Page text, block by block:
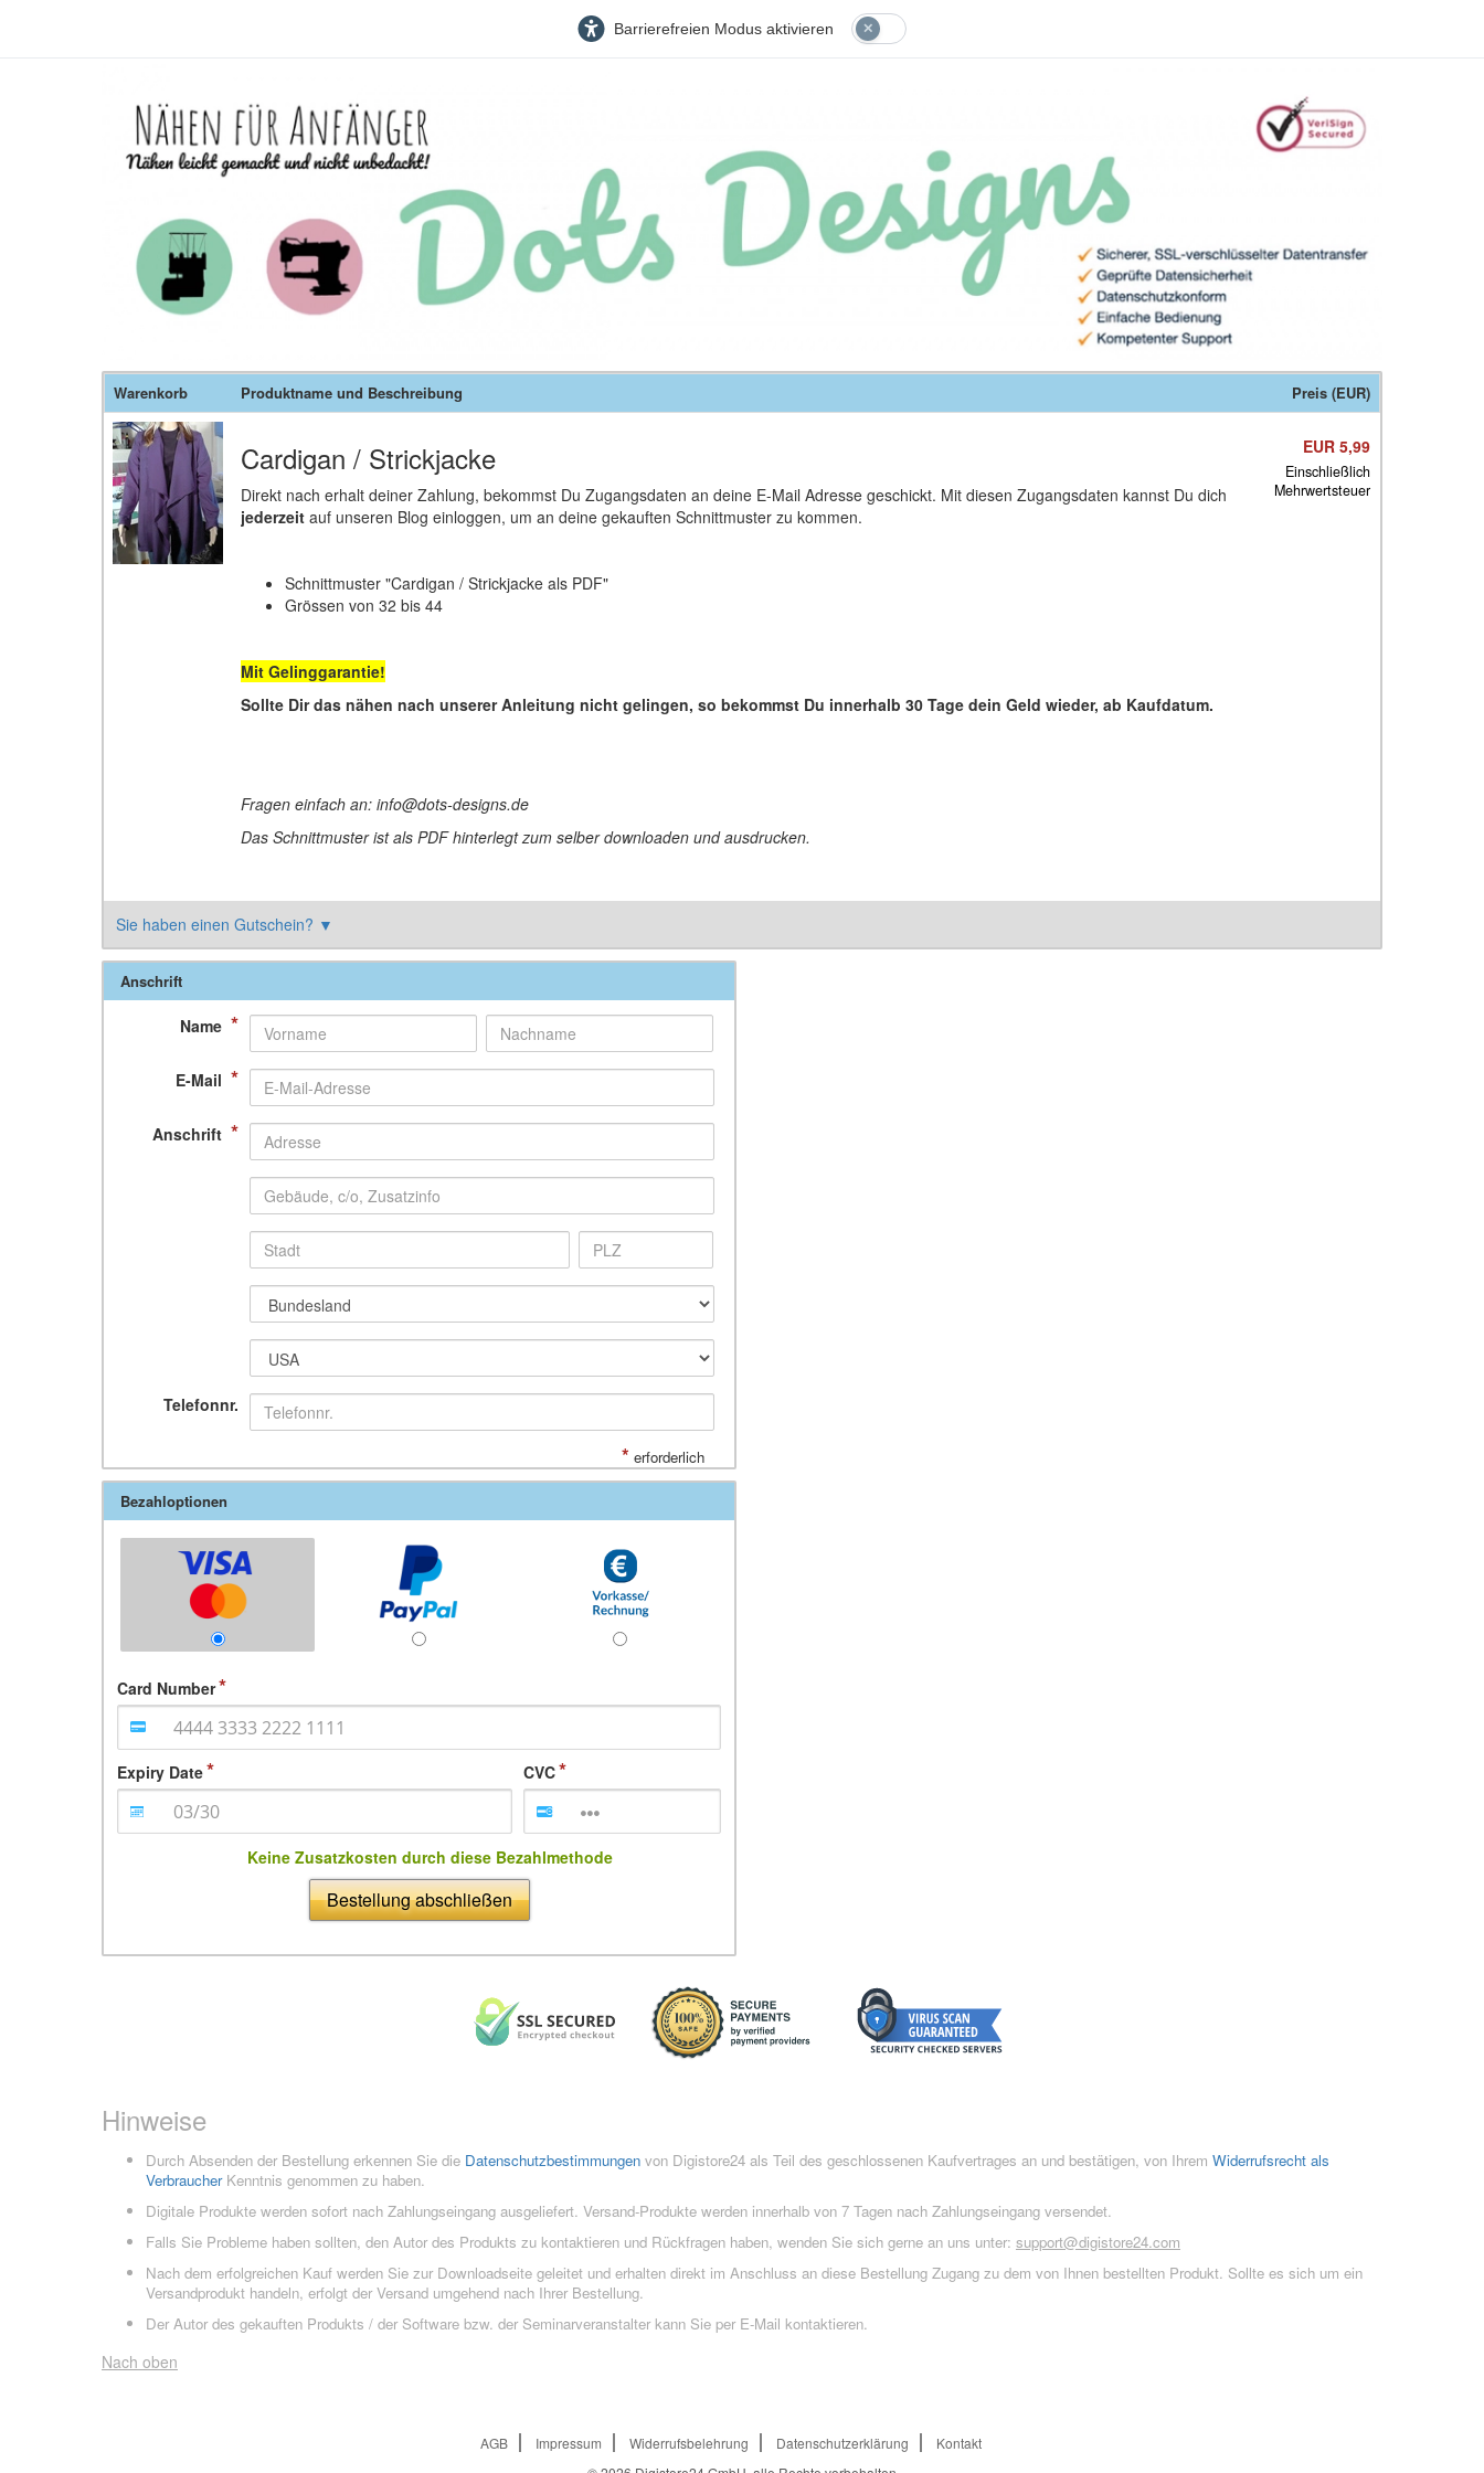
Barrierefreien Modus aktivieren
Warenkorb Produktname und Beschreibung Preis (EUR)
Cardigan / Strickjacke
Direkt nach erhalt deiner Zahlung, bekommst Du Zugangsdaten an deine E-Mail Adresse geschickt. Mit diesen Zugangsdaten kannst Du dich
jederzeit auf unseren Blog einloggen, um an deine gekauften Schnittmuster zu kommen.
Schnittmuster "Cardigan / Strickjacke als PDF"
Grössen von 32 bis 44
Mit Gelinggarantie!
Sollte Dir das nähen nach unserer Anleitung nicht gelingen, so bekommst Du innerhalb 30 Tage dein Geld wieder, ab Kaufdatum.
Fragen einfach an: info@dots-designs.de
Das Schnittmuster ist als PDF hinterlegt zum selber downloaden und ausdrucken.
EUR 5,99
Einschließlich
Mehrwertsteuer
Sie haben einen Gutschein? ▼
Anschrift
Name *
E-Mail *
Anschrift *
Telefonnr.
* erforderlich
Bezahloptionen
Card Number
Expiry Date CVC
Keine Zusatzkosten durch diese Bezahlmethode
Bestellung abschließen
Hinweise
Durch Absenden der Bestellung erkennen Sie die Datenschutzbestimmungen von Digistore24 als Teil des geschlossenen Kaufvertrages an und bestätigen, von Ihrem Widerrufsrecht als
VerbraucherKenntnis genommen zu haben.
Digitale Produkte werden sofort nach Zahlungseingang ausgeliefert. Versand-Produkte werden innerhalb von 7 Tagen nach Zahlungseingang versendet.
Falls Sie Probleme haben sollten, den Autor des Produkts zu kontaktieren und Rückfragen haben, wenden Sie sich gerne an uns unter: support@digistore24.com
Nach dem erfolgreichen Kauf werden Sie zur Downloadseite geleitet und erhalten direkt im Anschluss an diese Bestellung Zugang zu dem von Ihnen bestellten Produkt. Sollte es sich um ein
Versandprodukt handeln, erfolgt der Versand umgehend nach Ihrer Bestellung.
Der Autor des gekauften Produkts / der Software bzw. der Seminarveranstalter kann Sie per E-Mail kontaktieren.
Nach oben
AGB Impressum Widerrufsbelehrung Datenschutzerklärung
Kontakt